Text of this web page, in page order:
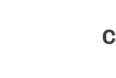
Vivo